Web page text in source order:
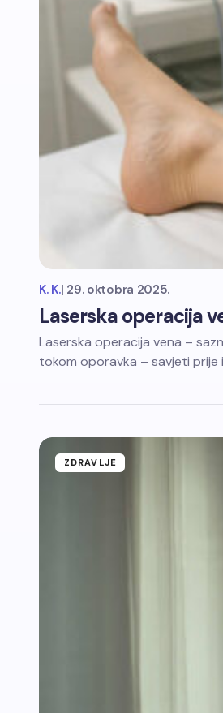
K. K.| 29. oktobra 2025.
Laserska operacija
Laserska operacija vena –
tokom oporavka – savjeti prije
ZDRAVLJE